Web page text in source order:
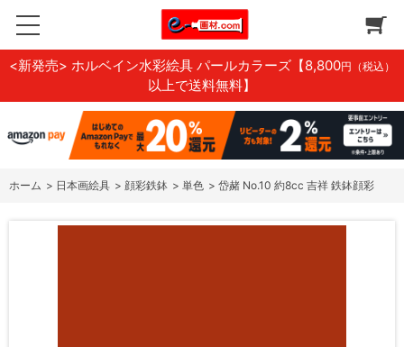
<新発売> ホルベイン水彩絵具 パールカラーズ 【8,800円（税込）
以上で送料無料】
ホーム > 日本画絵具 > 顔彩鉄鉢 > 単色 > 岱赭 No.10 約8cc 吉祥 鉄鉢顔彩